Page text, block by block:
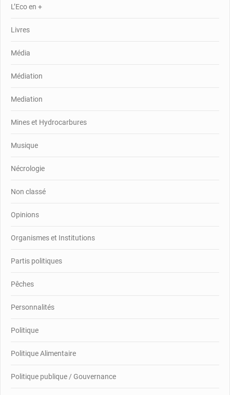
L’Eco en +
Livres
Média
Médiation
Mediation
Mines et Hydrocarbures
Musique
Nécrologie
Non classé
Opinions
Organismes et Institutions
Partis politiques
Pêches
Personnalités
Politique
Politique Alimentaire
Politique publique / Gouvernance